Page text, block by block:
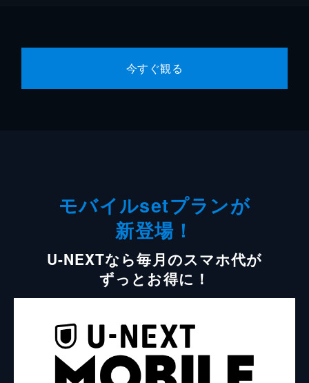
今すぐ観る
モバイルsetプランが
新登場！
U-NEXTなら毎月のスマホ代が
ずっとお得に！